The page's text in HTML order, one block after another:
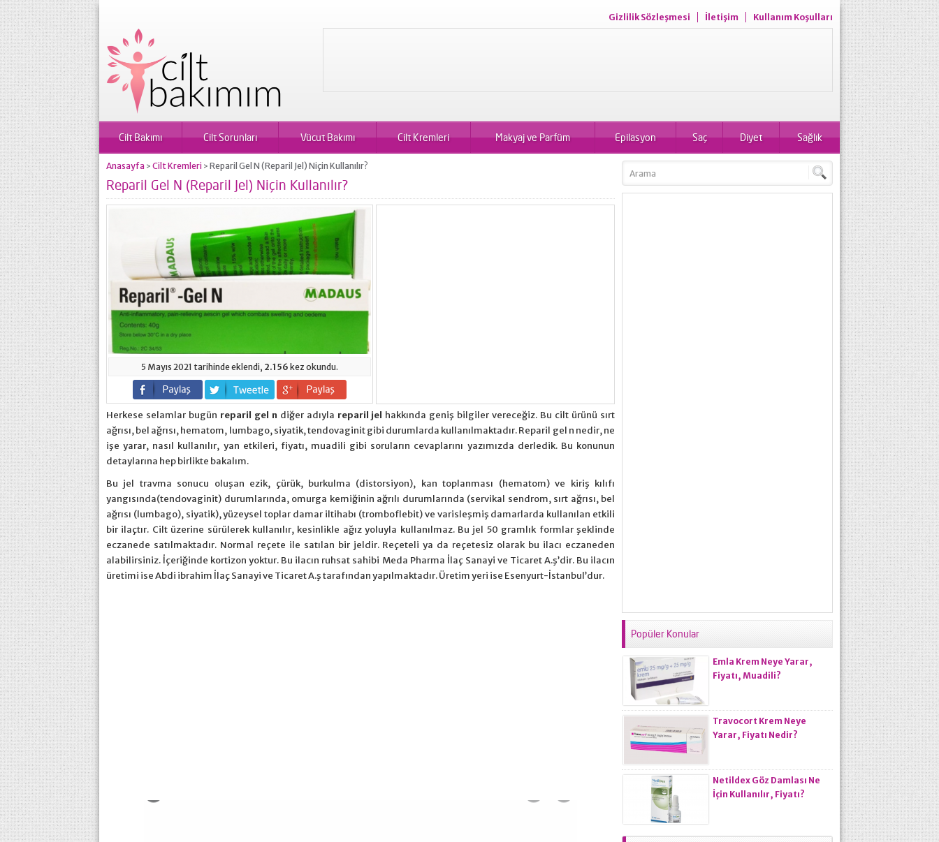
Gizlilik Sözleşmesi İletişim Kullanım Koşulları
Cilt Bakımı Cilt Sorunları Vücut Bakımı Cilt Kremleri Makyaj ve Parfüm Epilasyon Saç Diyet Sağlık
Anasayfa > Cilt Kremleri > Reparil Gel N (Reparil Jel) Niçin Kullanılır?
Reparil Gel N (Reparil Jel) Niçin Kullanılır?
5 Mayıs 2021 tarihinde eklendi, 2.156 kez okundu.
Herkese selamlar bugün reparil gel n diğer adıyla reparil jel hakkında geniş bilgiler vereceğiz. Bu cilt ürünü sırt
ağrısı, bel ağrısı, hematom, lumbago, siyatik, tendovaginit gibi durumlarda kullanılmaktadır. Reparil gel n nedir, ne
işe yarar, nasıl kullanılır, yan etkileri, fiyatı, muadili gibi soruların cevaplarını yazımızda derledik. Bu konunun
detaylarına hep birlikte bakalım.
Bu jel travma sonucu oluşan ezik, çürük, burkulma (distorsiyon), kan toplanması (hematom) ve kiriş kılıfı
yangısında(tendovaginit) durumlarında, omurga kemiğinin ağrılı durumlarında (servikal sendrom, sırt ağrısı, bel
ağrısı (lumbago), siyatik), yüzeysel toplar damar iltihabı (tromboflebit) ve varisleşmiş damarlarda kullanılan etkili
bir ilaçtır. Cilt üzerine sürülerek kullanılır, kesinlikle ağız yoluyla kullanılmaz. Bu jel 50 gramlık formlar şeklinde
eczanede satılmaktadır. Normal reçete ile satılan bir jeldir. Reçeteli ya da reçetesiz olarak bu ilacı eczaneden
alabilirsiniz. İçeriğinde kortizon yoktur. Bu ilacın ruhsat sahibi Meda Pharma İlaç Sanayi ve Ticaret A.ş’dir. Bu ilacın
üretimi ise Abdi ibrahim İlaç Sanayi ve Ticaret A.ş tarafından yapılmaktadır. Üretim yeri ise Esenyurt-İstanbul’dur.
Popüler Konular
Emla Krem Neye Yarar,
Fiyatı, Muadili?
Travocort Krem Neye
Yarar, Fiyatı Nedir?
Netildex Göz Damlası Ne
İçin Kullanılır, Fiyatı?